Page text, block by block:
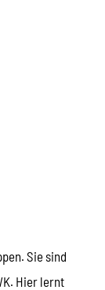
Sie sind
Hier lernt